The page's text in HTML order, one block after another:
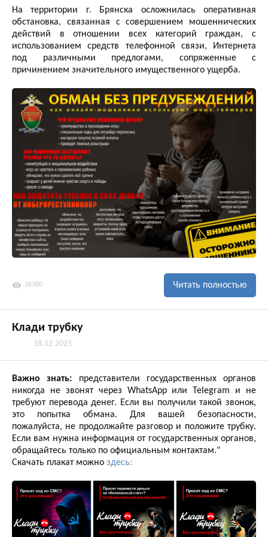
На территории г. Брянска осложнилась оперативная
обстановка, связанная с совершением мошеннических
действий в отношении всех категорий граждан, с
использованием средств телефонной связи, Интернета
под различными предлогами, сопряженные с
причинением значительного имущественного ущерба.
visibility 26380 Читать полностью
Клади трубку
18.12.2025
Важно знать: представители государственных органов
никогда не звонят через WhatsApp или Telegram и не
требуют перевода денег. Если вы получили такой звонок,
это попытка обмана. Для вашей безопасности,
пожалуйста, не продолжайте разговор и положите трубку.
Если вам нужна информация от государственных органов,
обращайтесь только по официальным контактам."
Скачать плакат можно здесь: